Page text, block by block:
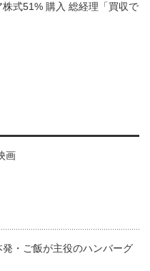
式51% 購入 総経理「買収で
画
発・ご飯が主役のハンバーグ